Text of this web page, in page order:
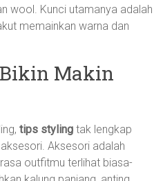
wool. Kunci utamanya adalah
memainkan warna dan
Makin
tips styling tak lengkap
Aksesori adalah
outfitmu terlihat biasa-